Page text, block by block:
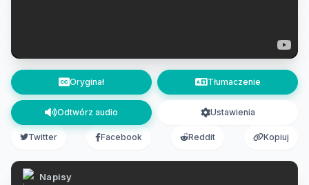
Oryginał Tłumaczenie
Odtwórz audio Ustawienia
Twitter Facebook Reddit Kopiuj
Napisy